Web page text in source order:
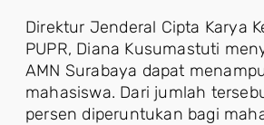
Direktur Jenderal Cipta Karya
PUPR, Diana Kusumastuti
AMN Surabaya dapat
mahasiswa. Dari jumlah
persen diperuntukan bagi